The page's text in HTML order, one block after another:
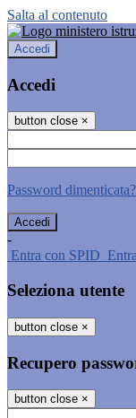
Salta al contenuto
Accedi
Accedi
button close ×
Password dimenticata?
-
Entra con SPID
Seleziona utente
button close ×
Recupero
button close ×